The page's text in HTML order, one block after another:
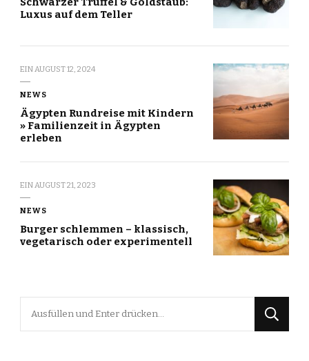
Luxus auf dem Teller
EINAUGUST 12, 2024
NEWS
Ägypten Rundreise mit Kindern
» Familienzeit in Ägypten
erleben
EINAUGUST 21, 2023
NEWS
Burger schlemmen – klassisch,
vegetarisch oder experimentell
Suchst